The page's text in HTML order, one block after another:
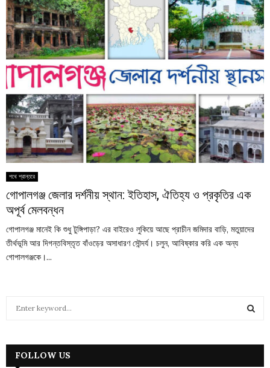
পথে প্রান্তরে
গোপালগঞ্জ জেলার দর্শনীয় স্থান: ইতিহাস, ঐতিহ্য ও প্রকৃতির এক
অপূর্ব মেলবন্ধন
গোপালগঞ্জ মানেই কি শুধু টুঙ্গিপাড়া? এর বাইরেও লুকিয়ে আছে প্রাচীন জমিদার বাড়ি, মতুয়াদের
তীর্থভূমি আর দিগন্তবিস্তৃত বাঁওড়ের অসাধারণ সৌন্দর্য। চলুন, আবিষ্কার করি এক অন্য
গোপালগঞ্জকে।...
h
FOLLOW US